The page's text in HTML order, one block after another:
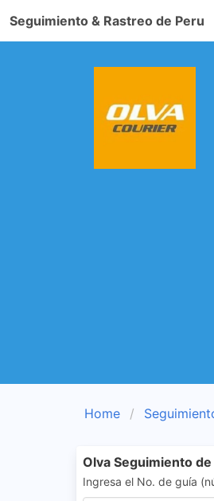
Seguimiento & Rastreo de Peru
Home
Olva Seguimiento
Ingresa el No. de guía